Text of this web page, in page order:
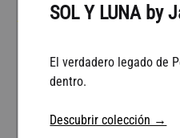
36%SOL Y LUNA by
El verdadero legado de
dentro.
Descubrir colección →